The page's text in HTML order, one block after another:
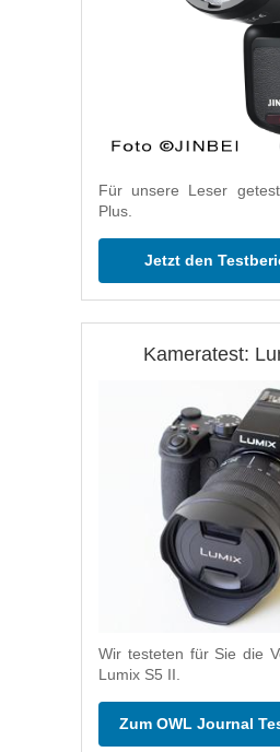
Für unsere Leser
Plus.
Jetzt den
Kameratest:
Wir testeten für Sie die
Lumix S5 II.
Zum OWL Journal